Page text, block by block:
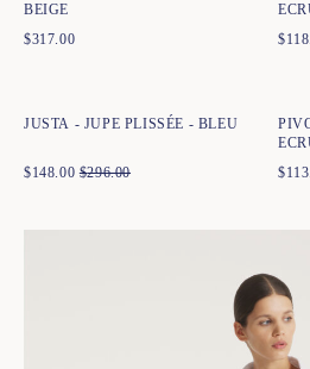
BEIGE
$317.00
$
JUSTA - JUPE PLISSÉE - BLEU
$148.00 $296.00
$